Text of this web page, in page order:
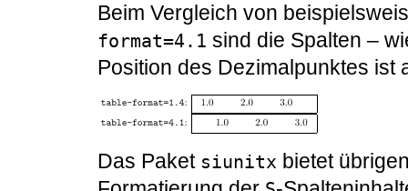
Beim Vergleich von
format=4.1 sind die Spalten ­­­–
Position des Dezimalpunktes ist
Das Paket siunitx bietet